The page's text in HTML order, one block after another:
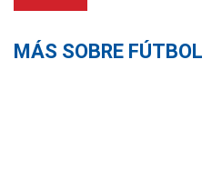
MÁS SOBRE FÚTBOL